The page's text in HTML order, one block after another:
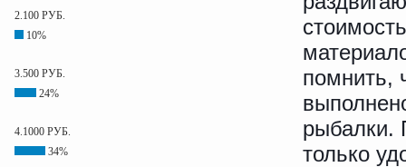
2.100 РУБ.
10%
3.500 РУБ.
24%
4.1000 РУБ.
34%
помнить,
рыбалки.
только